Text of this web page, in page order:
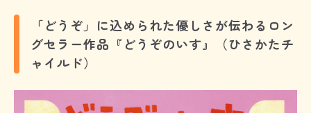
「どうぞ」に込められた優しさが伝わるロン
グセラー作品『どうぞのいす』（ひさかたチ
ャイルド）